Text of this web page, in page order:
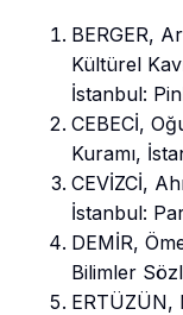
BERGER,
Kültürel
İstanbul:
CEBECİ,
Kuramı,
CEVİZCİ,
İstanbul:
DEMİR,
Bilimler
ERTÜZÜN,